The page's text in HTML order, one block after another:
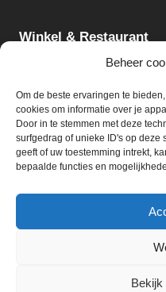
Beheer
Om de beste ervaringen te
cookies om informatie over je
Door in te stemmen met deze
surfgedrag of unieke ID's op deze
geeft of uw toestemming intrekt,
bepaalde functies en
Bekijk
Winkel & Restaurant
Maandag - Zondag
Slijterij:
Maandag - Zaterdag
09:00 - 18:00